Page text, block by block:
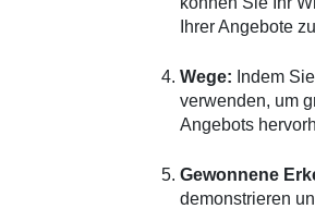
Ihrer Angebote
Wege: Indem
verwenden, um
Angebots
Gewonnene
demonstrieren